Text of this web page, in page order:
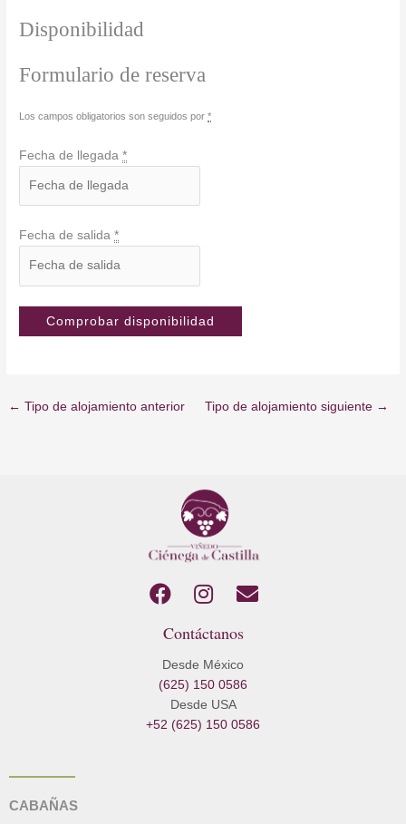
Disponibilidad
Formulario de reserva
Los campos obligatorios son seguidos por*
Fecha de llegada*
Fecha de salida*
← Tipo de alojamiento anterior Tipo de alojamiento siguiente →
F
c
e
b
o
I
s
t
a
g
r
E
l
p
Contáctanos
Desde México
(625) 150 0586
Desde USA
+52 (625) 150 0586
CABAÑAS